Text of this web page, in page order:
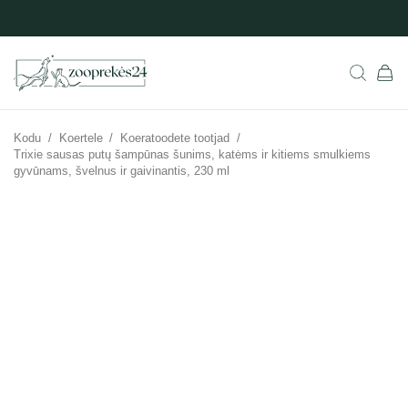
Kodu / Koertele / Koeratoodete tootjad /
Trixie sausas putų šampūnas šunims, katėms ir kitiems smulkiems
gyvūnams, švelnus ir gaivinantis, 230 ml